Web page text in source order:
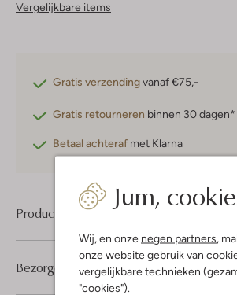
Jum,
Wij, en onze negen partners,
onze website gebruik van
vergelijkbare technieken
"cookies").
Vergelijkbare items
Gratis verzendingvanaf €75,-
Gratis retourneren binnen 30 dagen*
Betaal achteraf met Klarna
Product informatie
Bezorgen & retourneren